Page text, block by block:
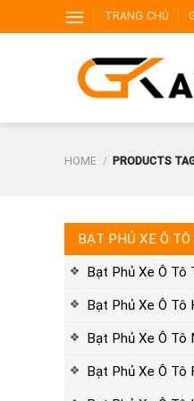
to
TRANG CHỦ
HOME / PRODUCTS
BẠT PHỦ XE Ô TÔ
Bạt Phủ Xe Ô Tô
Bạt Phủ Xe Ô Tô
Bạt Phủ Xe Ô Tô
Bạt Phủ Xe Ô Tô